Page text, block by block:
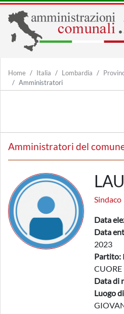
Home Italia Lombardia
Amministratori
Amministratori del
Sindaco
Data
Data
2023
Partito:
CUORE
Data di
Luogo